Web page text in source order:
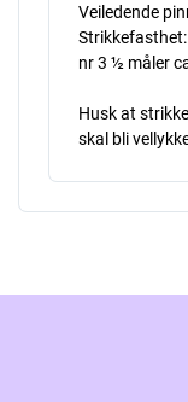
Veiledende
nr 3 ½ måler
Husk at
skal bli